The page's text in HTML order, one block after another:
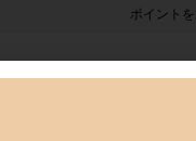
ポイント